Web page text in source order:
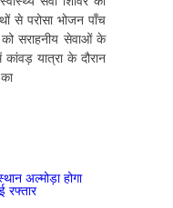
से परोसा भोजन पाँच
को सराहनीय सेवाओं के
कांवड़ यात्रा के दौरान